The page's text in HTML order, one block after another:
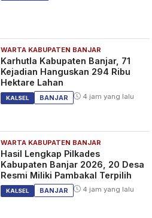
WARTA KABUPATEN BANJAR
Karhutla Kabupaten Banjar, 71
Kejadian Hanguskan 294 Ribu
Hektare Lahan
KALSEL BANJAR 4 jam yang lalu
WARTA KABUPATEN BANJAR
Hasil Lengkap Pilkades
Kabupaten Banjar 2026, 20 Desa
Resmi Miliki Pambakal Terpilih
KALSEL BANJAR 4 jam yang lalu